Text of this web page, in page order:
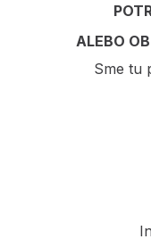
ALEBO
Sme tu